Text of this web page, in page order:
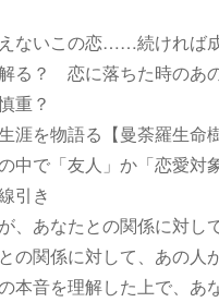
えないこの恋……続ければ
解る？ 恋に落ちた時のあ
重？
涯を物語る【曼荼羅生命樹
中で「友人」か「恋愛対
引き
、あなたとの関係に対し
の関係に対して、あの人
本音を理解した上で、あ